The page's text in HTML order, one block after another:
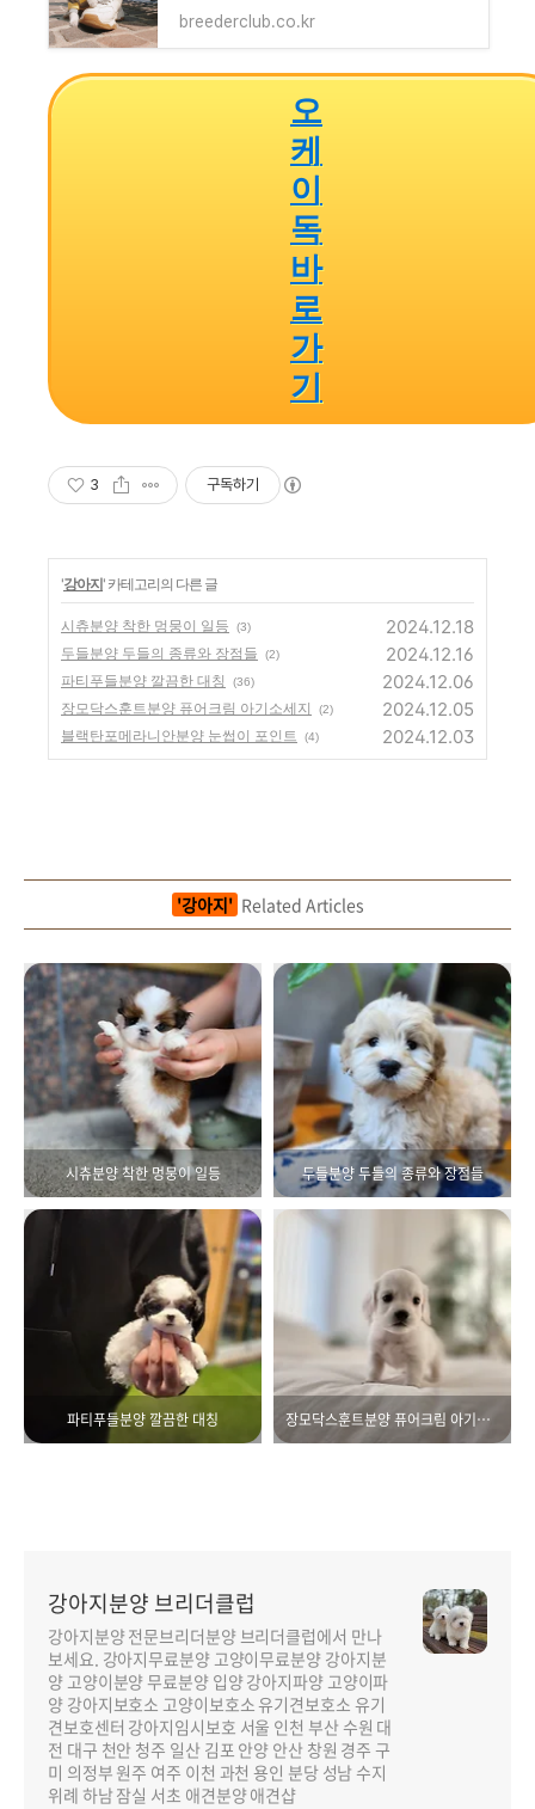
breederclub.co.kr
오
케
이
독
바
로
가
기
3 구독하기
'강아지' 카테고리의 다른 글
시츄분양 착한 멍뭉이 일등 (3) 2024.12.18
두들분양 두들의 종류와 장점들 (2) 2024.12.16
파티푸들분양 깔끔한 대칭 (36) 2024.12.06
장모닥스훈트분양 퓨어크림 아기소세지 (2) 2024.12.05
블랙탄포메라니안분양 눈썹이 포인트 (4) 2024.12.03
'강아지' Related Articles
시츄분양 착한 멍뭉이 일등 두들분양 두들의 종류와 장점들
파티푸들분양 깔끔한 대칭 장모닥스훈트분양 퓨어크림 아기소세지
강아지분양 브리더클럽
강아지분양 전문브리더분양 브리더클럽에서 만나
보세요. 강아지무료분양 고양이무료분양 강아지분
양 고양이분양 무료분양 입양 강아지파양 고양이파
양 강아지보호소 고양이보호소 유기견보호소 유기
견보호센터 강아지임시보호 서울 인천 부산 수원 대
전 대구 천안 청주 일산 김포 안양 안산 창원 경주 구
미 의정부 원주 여주 이천 과천 용인 분당 성남 수지
위례 하남 잠실 서초 애견분양 애견샵